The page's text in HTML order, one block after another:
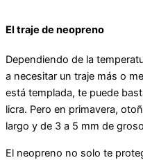
El traje de neopreno
Dependiendo de la
a necesitar un traje más o
está templada, te puede
licra. Pero en primavera,
largo y de 3 a 5 mm de
El neopreno no solo te